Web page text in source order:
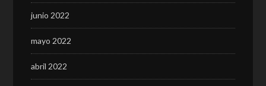
junio 2022
mayo 2022
abril 2022